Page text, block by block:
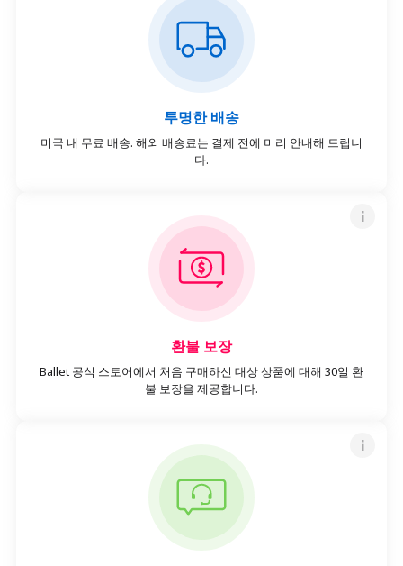
투명한 배송
미국 내 무료 배송. 해외 배송료는 결제 전에 미리 안내해 드립니
다.
환불 보장
Ballet 공식 스토어에서 처음 구매하신 대상 상품에 대해 30일 환
불 보장을 제공합니다.